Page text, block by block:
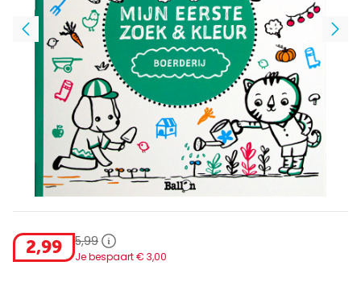
2,99 5,99
Je bespaart € 3,00